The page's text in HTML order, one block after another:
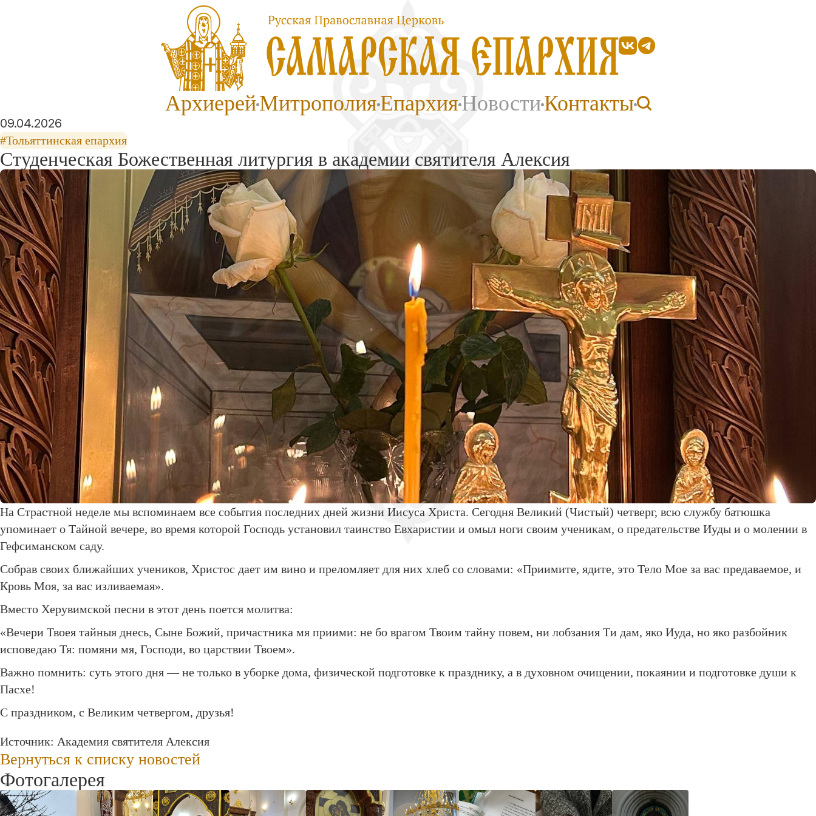
АрхиерейМитрополияЕпархияНовостиКонтакты
09.04.2026
#Тольяттинская епархия
Студенческая Божественная литургия в академии святителя Алексия
На Страстной неделе мы вспоминаем все события последних дней жизни Иисуса Христа. Сегодня Великий (Чистый) четверг, всю службу батюшка
упоминает о Тайной вечере, во время которой Господь установил таинство Евхаристии и омыл ноги своим ученикам, о предательстве Иуды и о молении в
Гефсиманском саду.
Собрав своих ближайших учеников, Христос дает им вино и преломляет для них хлеб со словами: «Приимите, ядите, это Тело Мое за вас предаваемое, и
Кровь Моя, за вас изливаемая».
Вместо Херувимской песни в этот день поется молитва:
«Вечери Твоея тайныя днесь, Сыне Божий, причастника мя приими: не бо врагом Твоим тайну повем, ни лобзания Ти дам, яко Иуда, но яко разбойник
исповедаю Тя: помяни мя, Господи, во царствии Твоем».
Важно помнить: суть этого дня — не только в уборке дома, физической подготовке к празднику, а в духовном очищении, покаянии и подготовке души к
Пасхе!
С праздником, с Великим четвергом, друзья!
Источник: Академия святителя Алексия
Вернуться к списку новостей
Фотогалерея